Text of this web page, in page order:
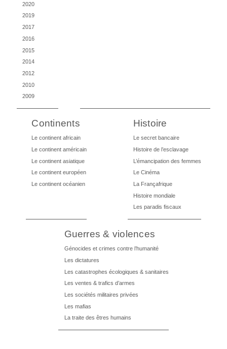
2020
2019
2017
2016
2015
2014
2012
2010
2009
Continents
Le continent africain
Le continent américain
Le continent asiatique
Le continent européen
Le continent océanien
Histoire
Le secret bancaire
Histoire de l’esclavage
L’émancipation des femmes
Le Cinéma
La Françafrique
Histoire mondiale
Les paradis fiscaux
Guerres & violences
Génocides et crimes contre l’humanité
Les dictatures
Les catastrophes écologiques & sanitaires
Les ventes & trafics d’armes
Les sociétés militaires privées
Les mafias
La traite des êtres humains